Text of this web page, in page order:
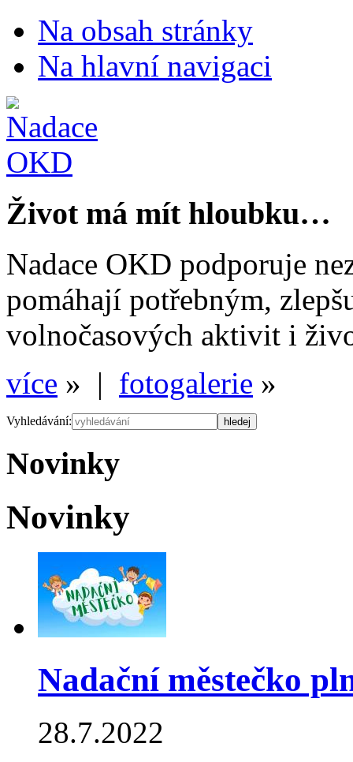
Na obsah stránky
Na hlavní navigaci
Život má mít hloubku…
Nadace OKD podporuje
pomáhají potřebným,
volnočasových aktivit i
více » | fotogalerie »
Vyhledávání:
Novinky
Novinky
Nadační městečko
28.7.2022